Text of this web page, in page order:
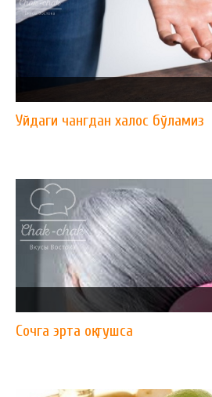
Уйдаги чангдан халос бўламиз
Сочга эрта оқ тушса